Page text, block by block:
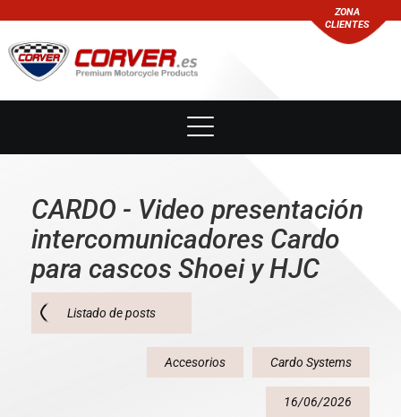
ZONA
CLIENTES
CARDO - Video presentación
intercomunicadores Cardo
para cascos Shoei y HJC
Listado de posts
Accesorios Cardo Systems
16/06/2026